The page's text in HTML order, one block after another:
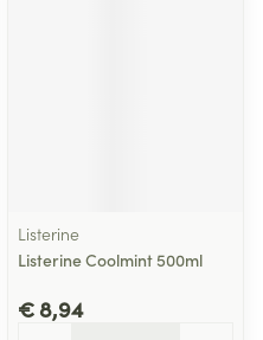
Listerine
Listerine Coolmint 500ml
€ 8,94